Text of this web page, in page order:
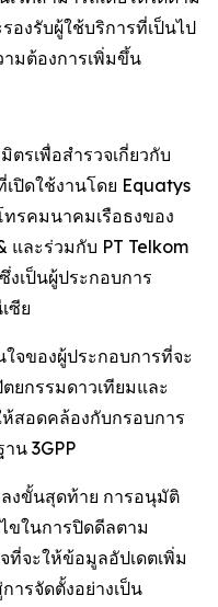
องรับผู้ใช้บริการที่เป็นไป
มต้องการเพิ่มขึ้น
รเพื่อสำรวจเกี่ยวกับ
ปิดใช้งานโดย Equatys
ทรคมนาคมเรือธงของ
และร่วมกับ PT Telkom
เป็นผู้ประกอบการ
ซีย
จของผู้ประกอบการที่จะ
ยกรรมดาวเทียมและ
สอดคล้องกับกรอบการ
น 3GPP
งขั้นสุดท้าย การอนุมัติ
ขในการปิดดีลตาม
ที่จะให้ข้อมูลอัปเดตเพิ่ม
ารจัดตั้งอย่างเป็น